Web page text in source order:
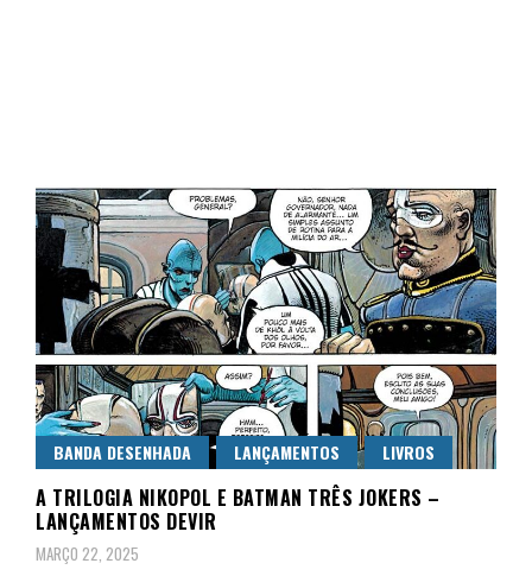
Central Comics
BANDA DESENHADA LANÇAMENTOS LIVROS
A TRILOGIA NIKOPOL E BATMAN TRÊS JOKERS –
LANÇAMENTOS DEVIR
MARÇO 22, 2025